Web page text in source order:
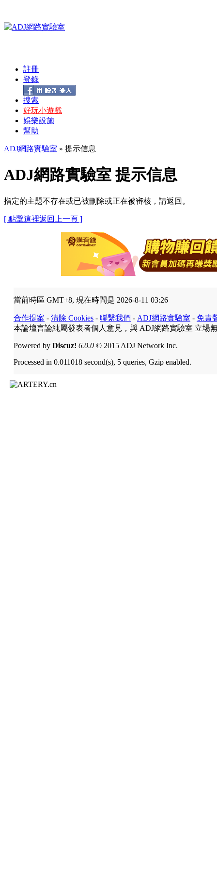
註冊
登錄
搜索
好玩小遊戲
娛樂設施
幫助
ADJ網路實驗室 » 提示信息
ADJ網路實驗室 提示信息
指定的主題不存在或已被刪除或正在被審核，請返回。
[ 點擊這裡返回上一頁 ]
當前時區 GMT+8, 現在時間是 2026-8-11 03:26
合作提案 - 清除 Cookies - 聯繫我們 - ADJ網路實驗室 - 免責
本論壇言論純屬發表者個人意見，與 ADJ網路實驗室 立場
Powered by Discuz! 6.0.0 © 2015 ADJ Network Inc.
Processed in 0.011018 second(s), 5 queries, Gzip enabled.